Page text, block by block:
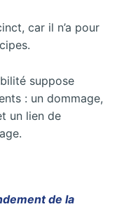
car il n’a pour
suppose
: un dommage,
un lien de
de la